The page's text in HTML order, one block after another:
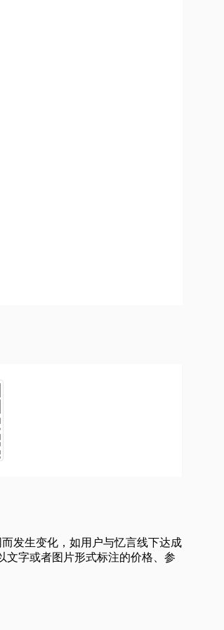
发生变化，如用户与忆言线下达成
文字或者图片形式标注的价格、参